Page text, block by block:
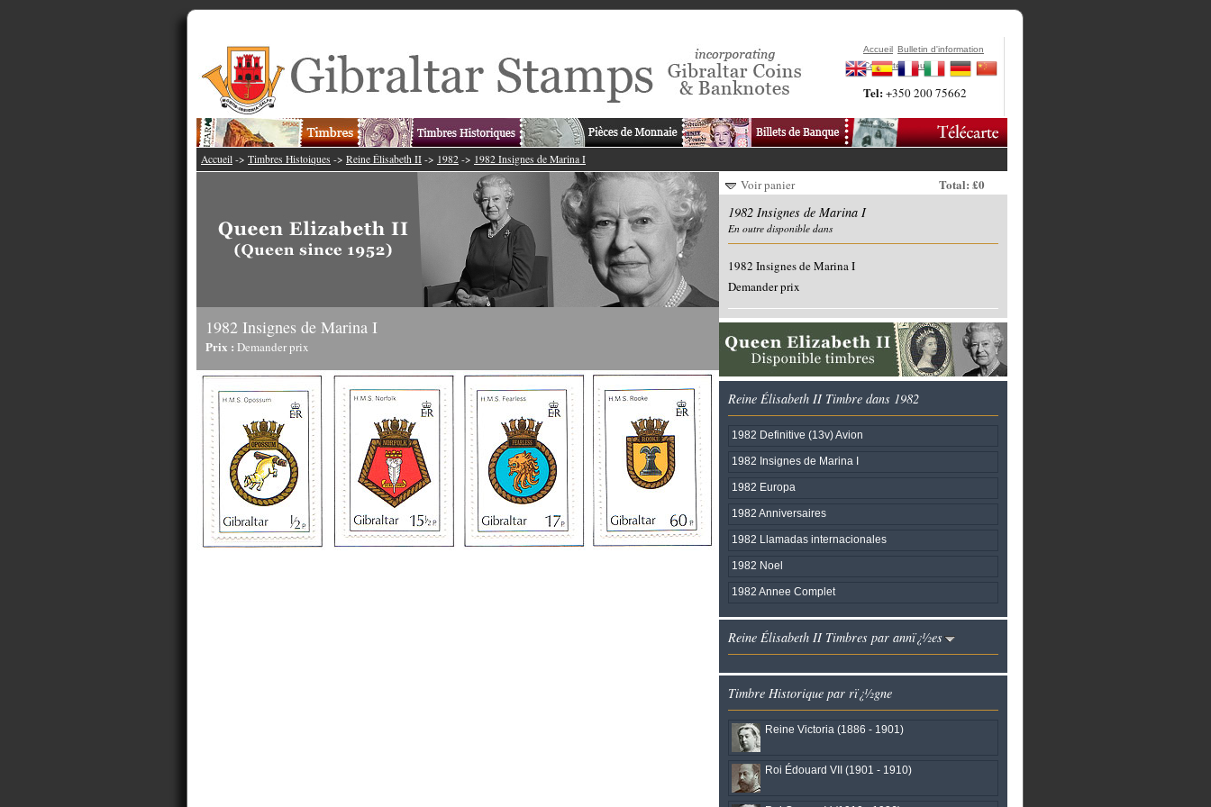
Accueil Bulletin d'information
Contactez-Nous
Tel:+350 200 75662
Accueil -> Timbres Histoiques -> Reine Élisabeth II -> 1982 -> 1982 Insignes de Marina I
1982 Insignes de Marina I
Prix : Demander prix
Voir panier
Total: £0
1982 Insignes de Marina I
En outre disponible dans
1982 Insignes de Marina I
Demander prix
Reine Élisabeth II Timbre dans 1982
1982 Definitive (13v) Avion
1982 Insignes de Marina I
1982 Europa
1982 Anniversaires
1982 Llamadas internacionales
1982 Noel
1982 Annee Complet
Reine Élisabeth II Timbres par annï¿½es
Timbre Historique par rï¿½gne
Reine Victoria (1886 - 1901)
Roi Édouard VII (1901 - 1910)